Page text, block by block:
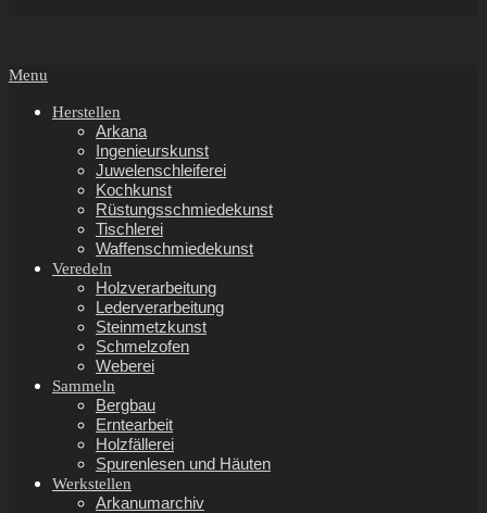
Secondary
Menu
Menu
Herstellen
Arkana
Ingenieurskunst
Juwelenschleiferei
Kochkunst
Rüstungsschmiedekunst
Tischlerei
Waffenschmiedekunst
Veredeln
Holzverarbeitung
Lederverarbeitung
Steinmetzkunst
Schmelzofen
Weberei
Sammeln
Bergbau
Erntearbeit
Holzfällerei
Spurenlesen und Häuten
Werkstellen
Arkanumarchiv